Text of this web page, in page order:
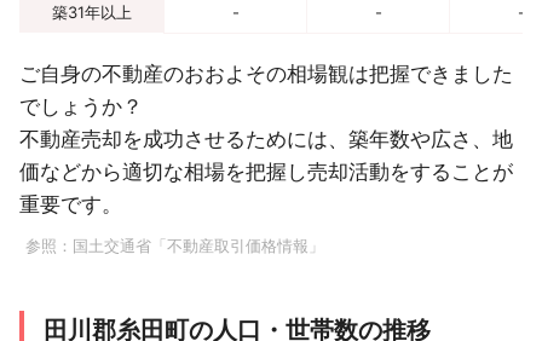
築31年以上 - - -
ご自身の不動産のおおよその相場観は把握できました
でしょうか？
不動産売却を成功させるためには、築年数や広さ、地
価などから適切な相場を把握し売却活動をすることが
重要です。
参照： 国土交通省「不動産取引価格情報」
田川郡糸田町の人口・世帯数の推移